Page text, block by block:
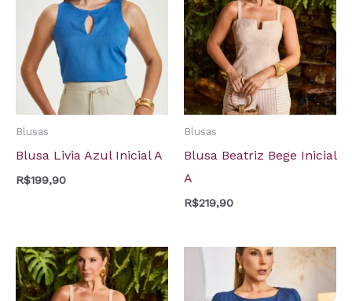
Blusas
Blusa Livia Azul Inicial A
R$199,90
Blusas
Blusa Beatriz Bege Inicial
A
R$219,90